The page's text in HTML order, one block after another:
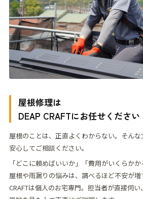
屋根修理は
DEAP CRAFTにお任せください
屋根のことは、正直よくわからない。そんな
安心してご相談ください。
「どこに頼めばいいか」「費用がいくらか
屋根や雨漏りの悩みは、調べるほど不安が増
CRAFTは個人のお宅専門。担当者が直接伺い、